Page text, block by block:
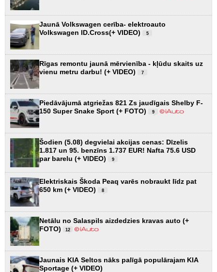
Jaunā Volkswagen cerība- elektroauto
Volkswagen ID.Cross(+ VIDEO)
5
Rīgas remontu jaunā mērvienība - kļūdu skaits uz
vienu metru darbu! (+ VIDEO)
7
Piedāvājumā atgriežas 821 Zs jaudīgais Shelby F-
150 Super Snake Sport (+ FOTO)
9
Šodien (5.08) degvielai akcijas cenas: Dīzelis
1.817 un 95. benzīns 1.737 EUR! Nafta 75.6 USD
par barelu (+ VIDEO)
9
Elektriskais Škoda Peaq varēs nobraukt līdz pat
650 km (+ VIDEO)
8
Netālu no Salaspils aizdedzies kravas auto (+
FOTO)
12
Jaunais KIA Seltos nāks palīgā populārajam KIA
Sportage (+ VIDEO)